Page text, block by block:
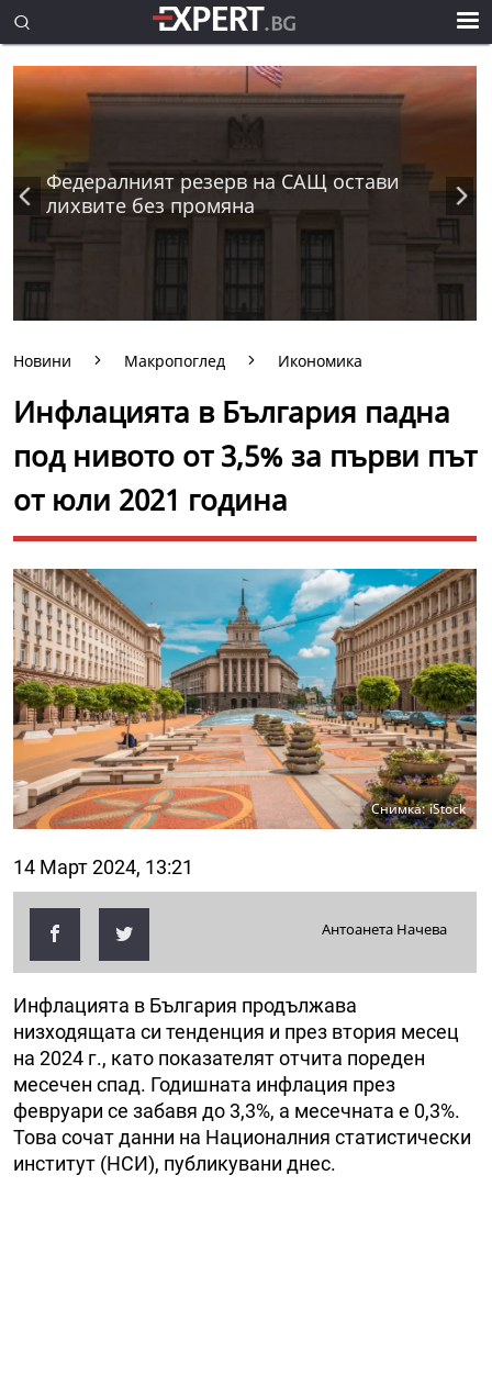
Федералният резерв на САЩ остави
лихвите без промяна
Новини Макропоглед Икономика
Инфлацията в България падна
под нивото от 3,5% за първи път
от юли 2021 година
Снимка: iStock
14 Март 2024, 13:21
Антоанета Начева
Инфлацията в България продължава
низходящата си тенденция и през втория месец
на 2024 г., като показателят отчита пореден
месечен спад. Годишната инфлация през
февруари се забавя до 3,3%, а месечната е 0,3%.
Това сочат данни на Националния статистически
институт (НСИ), публикувани днес.